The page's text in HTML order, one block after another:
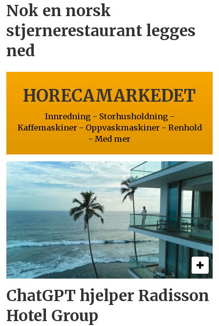
Nok en norsk
stjernerestaurant legges
ned
HORECAMARKEDET
Innredning - Storhusholdning -
Kaffemaskiner - Oppvaskmaskiner - Renhold
- Med mer
ChatGPT hjelper Radisson
Hotel Group